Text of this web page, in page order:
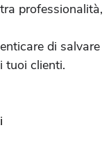
professionalità,
di salvare
tuoi clienti.